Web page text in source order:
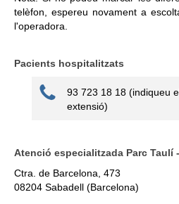
telèfon, espereu novament a
l'operadora.
Pacients hospitalitzats
93 723 18 18 (indiqueu
extensió)
Atenció especialitzada Parc Taulí
Ctra. de Barcelona, 473
08204 Sabadell (Barcelona)